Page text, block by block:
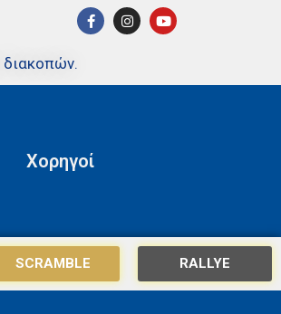
διακοπών.
Χορηγοί
SCRAMBLE RALLYE